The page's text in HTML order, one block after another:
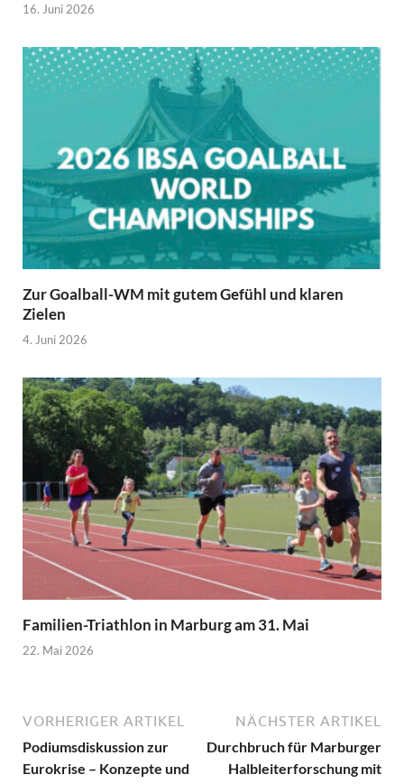
16. Juni 2026
Zur Goalball-WM mit gutem Gefühl und klaren
Zielen
4. Juni 2026
Familien-Triathlon in Marburg am 31. Mai
22. Mai 2026
VORHERIGER ARTIKEL
Podiumsdiskussion zur
Eurokrise – Konzepte und
NÄCHSTER ARTIKEL
Durchbruch für Marburger
Halbleiterforschung mit